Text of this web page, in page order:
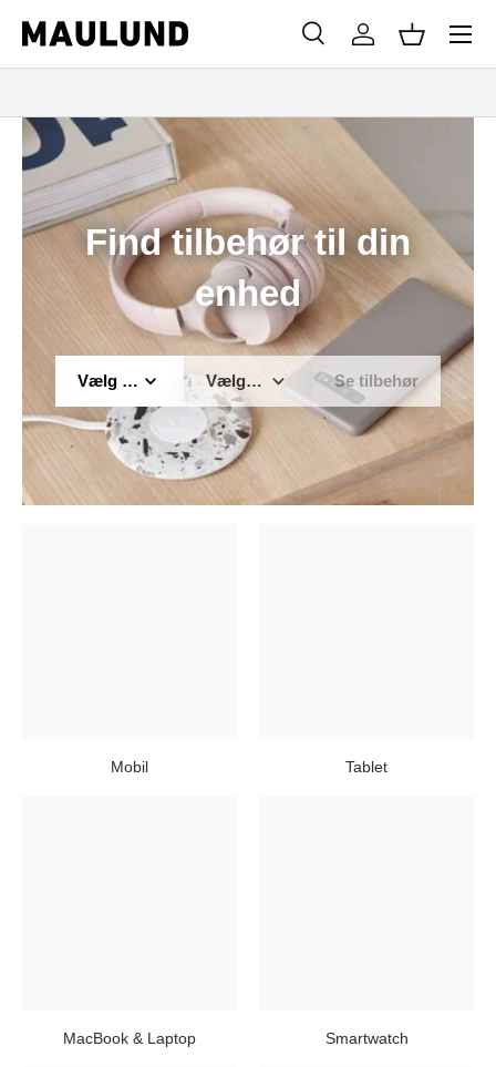
SPRING TIL INDHOLD
Søg
Søg Log indKurv
Menu
Find tilbehør til din
enhed
Vælg m
Vælg m
odel
Se tilbehør
Mobil Tablet
MacBook & Laptop Smartwatch